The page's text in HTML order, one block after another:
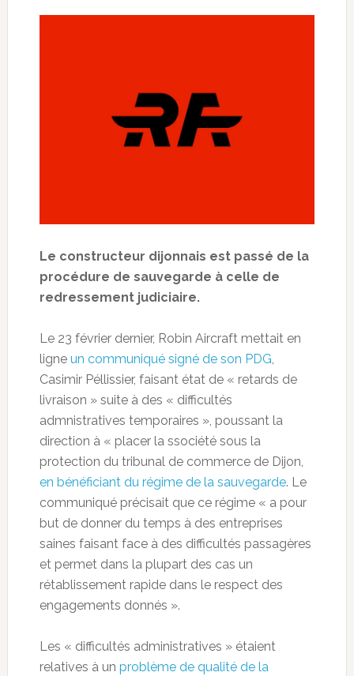
Le constructeur dijonnais est passé de la
procédure de sauvegarde à celle de
redressement judiciaire.
Le 23 février dernier, Robin Aircraft mettait en
ligne un communiqué signé de son PDG,
Casimir Péllissier, faisant état de « retards de
livraison » suite à des « difficultés
admnistratives temporaires », poussant la
direction à « placer la ssociété sous la
protection du tribunal de commerce de Dijon,
en bénéficiant du régime de la sauvegarde. Le
communiqué précisait que ce régime « a pour
but de donner du temps à des entreprises
saines faisant face à des difficultés passagères
et permet dans la plupart des cas un
rétablissement rapide dans le respect des
engagements donnés ».
Les « difficultés administratives » étaient
relatives à un problème de qualité de la